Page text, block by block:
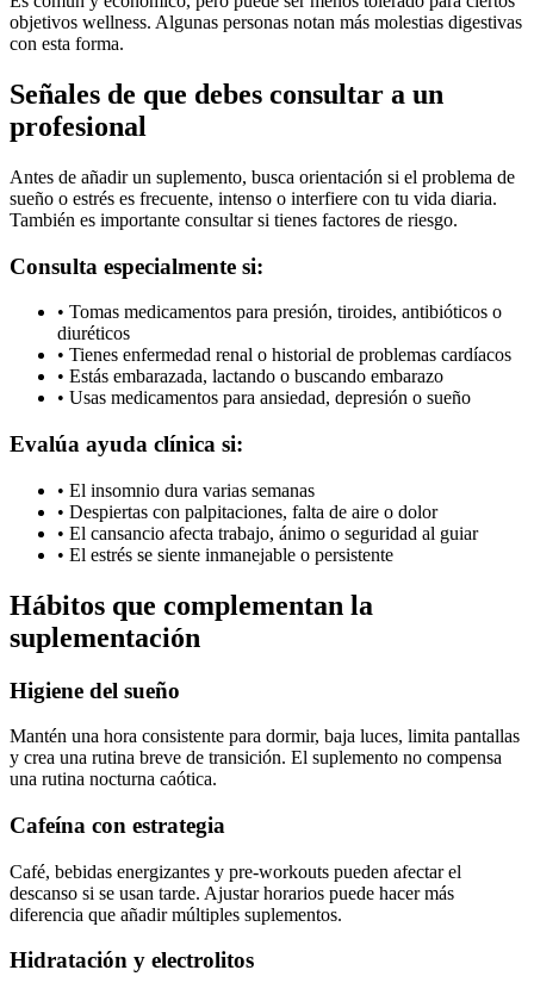
objetivos wellness. Algunas personas notan más molestias digestivas
con esta forma.
Señales de que debes consultar a un
profesional
Antes de añadir un suplemento, busca orientación si el problema de
sueño o estrés es frecuente, intenso o interfiere con tu vida diaria.
También es importante consultar si tienes factores de riesgo.
Consulta especialmente si:
• Tomas medicamentos para presión, tiroides, antibióticos o
diuréticos
• Tienes enfermedad renal o historial de problemas cardíacos
• Estás embarazada, lactando o buscando embarazo
• Usas medicamentos para ansiedad, depresión o sueño
Evalúa ayuda clínica si:
• El insomnio dura varias semanas
• Despiertas con palpitaciones, falta de aire o dolor
• El cansancio afecta trabajo, ánimo o seguridad al guiar
• El estrés se siente inmanejable o persistente
Hábitos que complementan la
suplementación
Higiene del sueño
Mantén una hora consistente para dormir, baja luces, limita pantallas
y crea una rutina breve de transición. El suplemento no compensa
una rutina nocturna caótica.
Cafeína con estrategia
Café, bebidas energizantes y pre-workouts pueden afectar el
descanso si se usan tarde. Ajustar horarios puede hacer más
diferencia que añadir múltiples suplementos.
Hidratación y electrolitos